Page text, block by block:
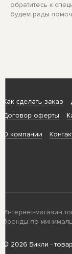
обратитесь к
будем рады
Как сделать заказ
Договор оферты
О компании
Интернет-магазин
бренды по
© 2026 Бикли -